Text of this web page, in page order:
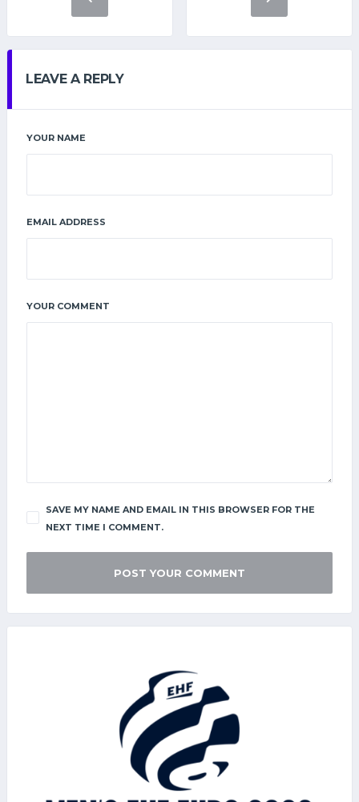
LEAVE A REPLY
YOUR NAME
EMAIL ADDRESS
YOUR COMMENT
SAVE MY NAME AND EMAIL IN THIS BROWSER FOR THE
NEXT TIME I COMMENT.